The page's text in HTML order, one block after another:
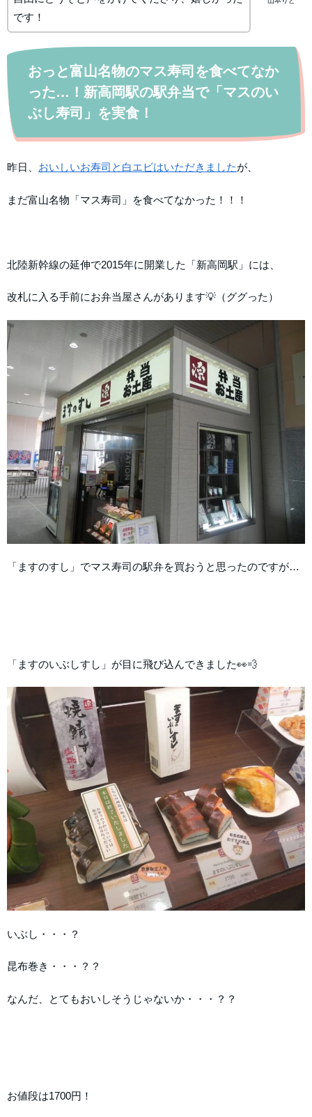
です！
おっと富山名物のマス寿司を食べてなか
った…！新高岡駅の駅弁当で「マスのい
ぶし寿司」を実食！
昨日、 おいしいお寿司と白エビはいただきましたが、
まだ富山名物「マス寿司」を食べてなかった！！！
北陸新幹線の延伸で2015年に開業した「新高岡駅」には、
改札に入る手前にお弁当屋さんがあります💡（ググった）
「ますのすし」でマス寿司の駅弁を買おうと思ったのですが…
「ますのいぶしすし」が目に飛び込んできました👀💨
いぶし・・・？
昆布巻き・・・？？
なんだ、とてもおいしそうじゃないか・・・？？
お値段は1700円！